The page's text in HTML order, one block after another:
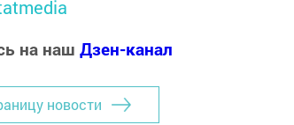
на наш Дзен-канал
новости